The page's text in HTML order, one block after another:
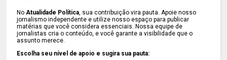
NoAtualidade Política, sua contribuição vira pauta. Apoie nosso
jornalismo independente e utilize nosso espaço para publicar
matérias que você considera essenciais. Nossa equipe de
jornalistas cria o conteúdo, e você garante a visibilidade que o
assunto merece.
Escolha seu nível de apoio e sugira sua pauta: